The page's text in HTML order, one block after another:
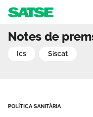
Delegats sindicals
Catalunya
ElNotes de
ics siscat
POLÍTICA SANITÀRIA